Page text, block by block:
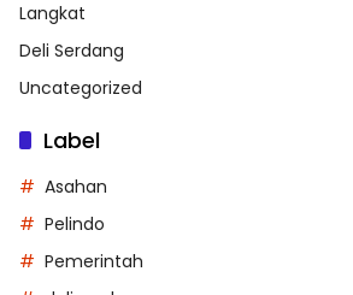
Langkat
Deli Serdang
Uncategorized
Label
Asahan
Pelindo
Pemerintah